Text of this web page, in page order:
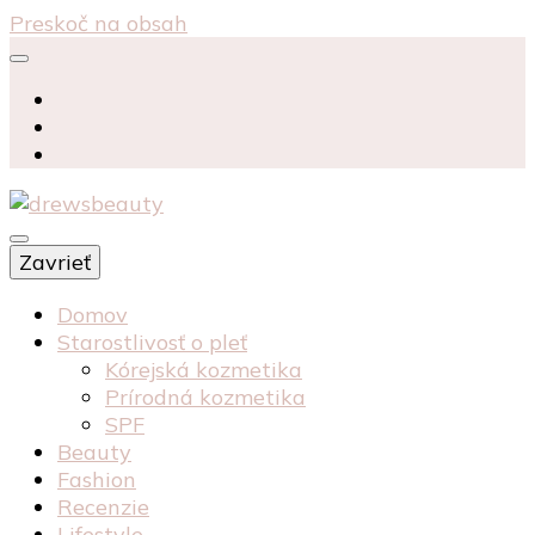
Preskoč na obsah
drewsbeauty
starostlivosť péče o pleť recenzia recenze
kosmetika kozmetika
Zavrieť
Domov
Starostlivosť o pleť
Kórejská kozmetika
Prírodná kozmetika
SPF
Beauty
Fashion
Recenzie